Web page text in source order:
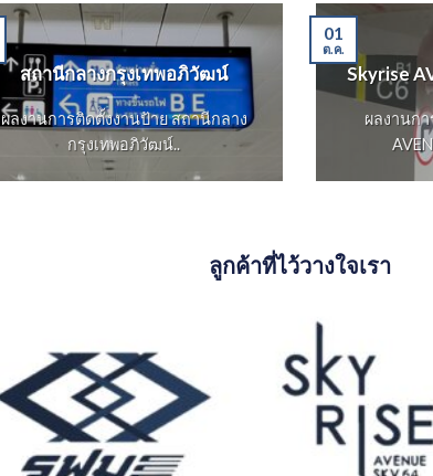
สถานีกลางกรุงเทพอภิวัฒน์
ผลงานการติดตั้งงานป้าย สถานีกลาง
กรุงเทพอภิวัฒน์..
Skyrise
ผลงานกา
01
ต.ค.
ลูกค้าที่ไว้วางใจเรา